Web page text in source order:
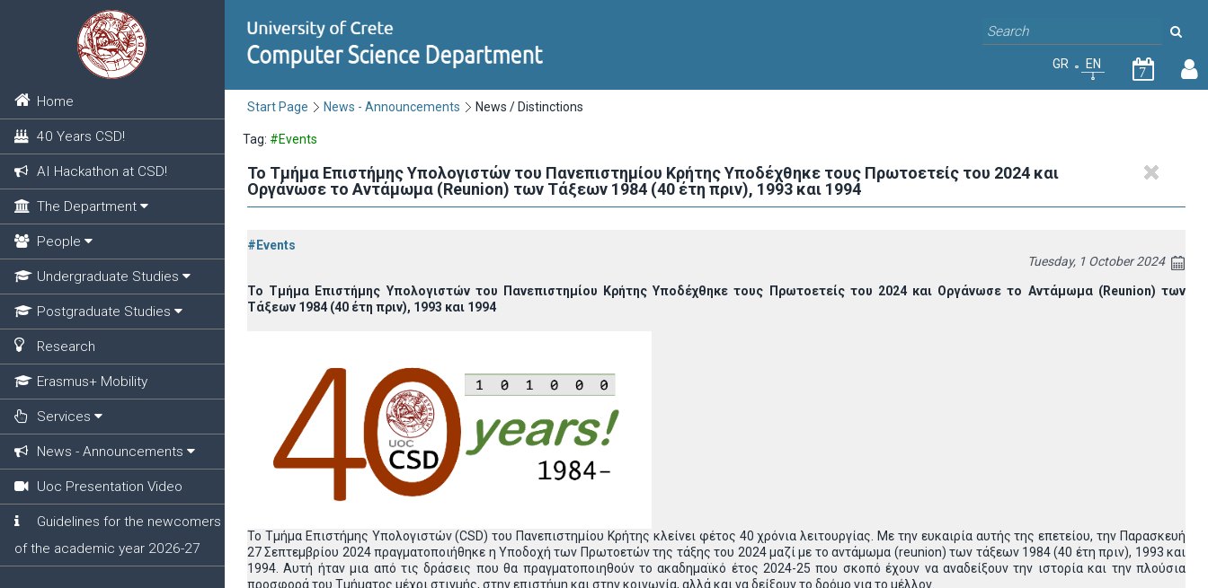
Home
40 Years CSD!
AI Hackathon at CSD!
The Department
People
Undergraduate Studies
Postgraduate Studies
Research
Erasmus+ Mobility
Services
News - Announcements
Uoc Presentation Video
Guidelines for the newcomers
of the academic year 2026-27
GR EN
7
Start Page News - Announcements News / Distinctions
Tag: #Events
Το Τμήμα Επιστήμης Υπολογιστών του Πανεπιστημίου Κρήτης Υποδέχθηκε τους Πρωτοετείς του 2024 και
Οργάνωσε το Αντάμωμα (Reunion) των Τάξεων 1984 (40 έτη πριν), 1993 και 1994
#Events
Tuesday, 1 October 2024
Το Τμήμα Επιστήμης Υπολογιστών του Πανεπιστημίου Κρήτης Υποδέχθηκε τους Πρωτοετείς του 2024 και Οργάνωσε το Αντάμωμα (Reunion) των
Τάξεων 1984 (40 έτη πριν), 1993 και 1994
Το Τμήμα Επιστήμης Υπολογιστών (CSD) του Πανεπιστημίου Κρήτης κλείνει φέτος 40 χρόνια λειτουργίας. Με την ευκαιρία αυτής της επετείου, την Παρασκευή
27 Σεπτεμβρίου 2024 πραγματοποιήθηκε η Υποδοχή των Πρωτοετών της τάξης του 2024 μαζί με το αντάμωμα (reunion) των τάξεων 1984 (40 έτη πριν), 1993 και
1994. Αυτή ήταν μια από τις δράσεις που θα πραγματοποιηθούν το ακαδημαϊκό έτος 2024-25 που σκοπό έχουν να αναδείξουν την ιστορία και την πλούσια
προσφορά του Τμήματος μέχρι στιγμής, στην επιστήμη και στην κοινωνία, αλλά και να δείξουν το δρόμο για το μέλλον.